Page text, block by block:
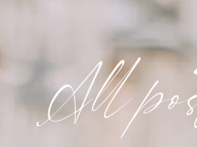
All